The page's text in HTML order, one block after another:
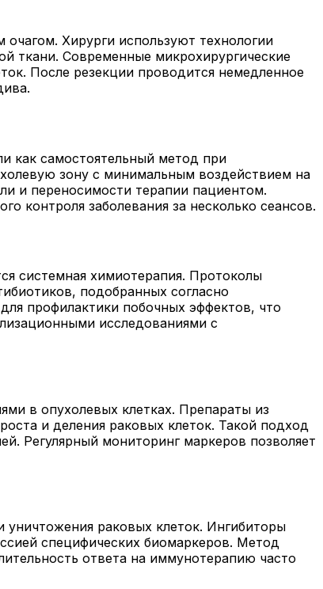
Хирурги используют технологии
ткани. Современные микрохирургические
После резекции проводится немедленное
как самостоятельный метод при
зону с минимальным воздействием на
и переносимости терапии пациентом.
контроля заболевания за несколько сеансов.
системная химиотерапия. Протоколы
подобранных согласно
профилактики побочных эффектов, что
исследованиями с
в опухолевых клетках. Препараты из
и деления раковых клеток. Такой подход
Регулярный мониторинг маркеров позволяет
раковых клеток. Ингибиторы
специфических биомаркеров. Метод
ответа на иммунотерапию часто